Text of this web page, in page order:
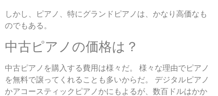
しかし、ピアノ、特にグランドピアノは、かなり高価なも
のでもある。
中古ピアノの価格は？
中古ピアノを購入する費用は様々だ。 様々な理由でピアノ
を無料で譲ってくれることも多いからだ。 デジタルピアノ
かアコースティックピアノかにもよるが、数百ドルはかか